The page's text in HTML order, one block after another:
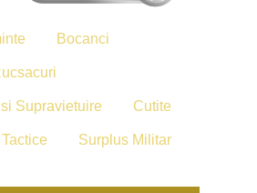
Bocanci
Supravietuire Cutite
Surplus Militar